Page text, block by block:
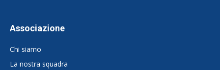
Associazione
Chi siamo
La nostra squadra